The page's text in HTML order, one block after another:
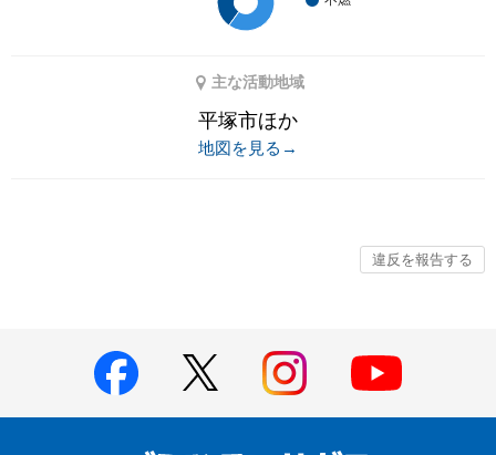
主な活動地域
平塚市ほか
地図を見る→